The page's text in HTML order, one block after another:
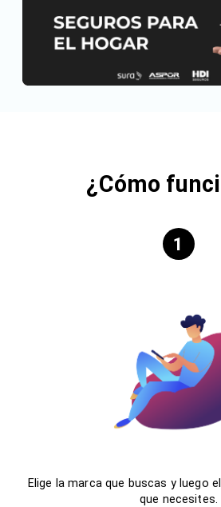
¿Cómo
1
Elige la marca que buscas y luego
que necesites.